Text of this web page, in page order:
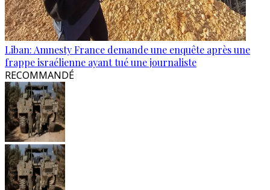
Liban: Amnesty France demande une enquête après une
frappe israélienne ayant tué une journaliste
RECOMMANDÉ